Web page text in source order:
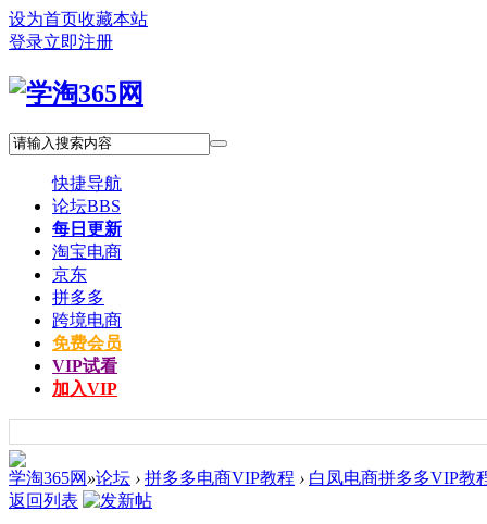
设为首页收藏本站
登录立即注册
快捷导航
论坛BBS
每日更新
淘宝电商
京东
拼多多
跨境电商
免费会员
VIP试看
加入VIP
学淘365网 »论坛 › 拼多多电商VIP教程 › 白凤电商拼多多VIP教
返回列表